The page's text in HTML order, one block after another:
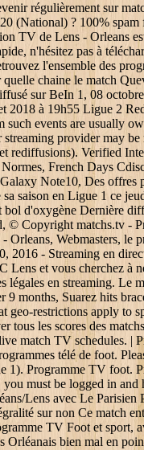
régulièrement sur
(National) ? 100%
TV de Lens - Orleans
n'hésitez pas à
l'ensemble des
chaine le match
sur BeIn 1, 08
à 19h55 Ligue 2
events are usually
provider may
rediffusions). Verified
French Days
Note10, Des
saison en Ligue 1 ce
d'oxygène Dernière
© Copyright matchs.tv -
Webmasters,
- Streaming en
et vous cherchez à
légales en streaming. Le
months, Suarez hits
restrictions apply to
tous les scores des
match TV schedules.
télé de foot.
Programme TV foot.
must be logged in and
Lens avec Le Parisien
sur non Ce match
TV Foot et sport,
Orléanais bien mal en